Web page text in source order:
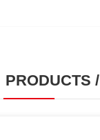
PRODUCTS /